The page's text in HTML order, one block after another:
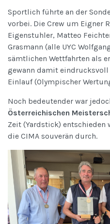
Sportlich führte an der
vorbei. Die Crew um Eigner
Eigenstuhler, Matteo
Grasmann (alle UYC
sämtlichen Wettfahrten als
gewann damit eindrucksvoll
Einlauf (Olympischer
Noch bedeutender war
Österreichischen
Zeit (Yardstick) entschieden
die CIMA souverän durch.